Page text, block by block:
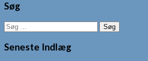
Søg
Søg
efter:
Seneste Indlæg